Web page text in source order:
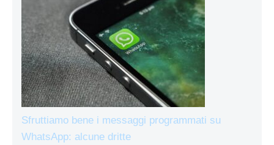
Sfruttiamo bene i messaggi programmati su
WhatsApp: alcune dritte